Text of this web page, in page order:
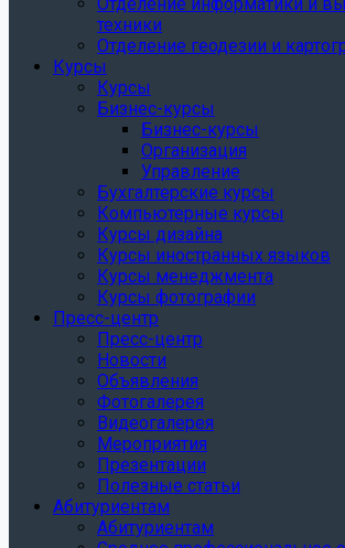
техники
Отделение геодезии и
Курсы
Курсы
Бизнес-курсы
Бизнес-курсы
Организация
Управление
Бухгалтерские курсы
Компьютерные курсы
Курсы дизайна
Курсы иностранных языков
Курсы менеджмента
Курсы фотографии
Пресс-центр
Пресс-центр
Новости
Объявления
Фотогалерея
Видеогалерея
Мероприятия
Презентации
Полезные статьи
Абитуриентам
Абитуриентам